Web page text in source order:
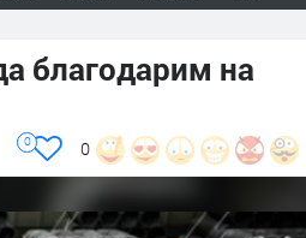
благодарим на
0
0